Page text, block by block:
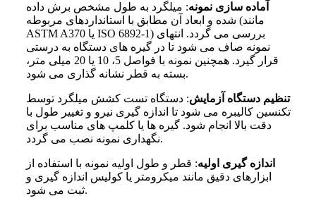
آماده سازی نمونه: میلگرد به طول مشخص برش داده
شده و ابعاد آن مطابق با استانداردهای مربوطه (مانند
ASTM A370 یا ISO 6892-1) بررسی می گردد. انتهای
نمونه صاف می شود تا در گیره های دستگاه به درستی
قرار گیرد. همچنین نمونه با فواصل 5، 10 یا 20 میلی متر،
بسته به قطر نشانه گذاری می شود.
تنظیم دستگاه آزمایش: دستگاه تست کشش میلگرد توسط
تکنسین کالیبره می شود تا اندازه گیری نیرو و تغییر طول با
دقت بالا انجام شود. گیره ها یا کلمپ های مناسب برای
نگهداری نمونه نصب میگردد.
اندازه گیری اولیه: قطر و طول اولیه نمونه با استفاده از
ابزارهای دقیق مانند میکرومتر یا کولیس اندازه گیری و
ثبت میشود.